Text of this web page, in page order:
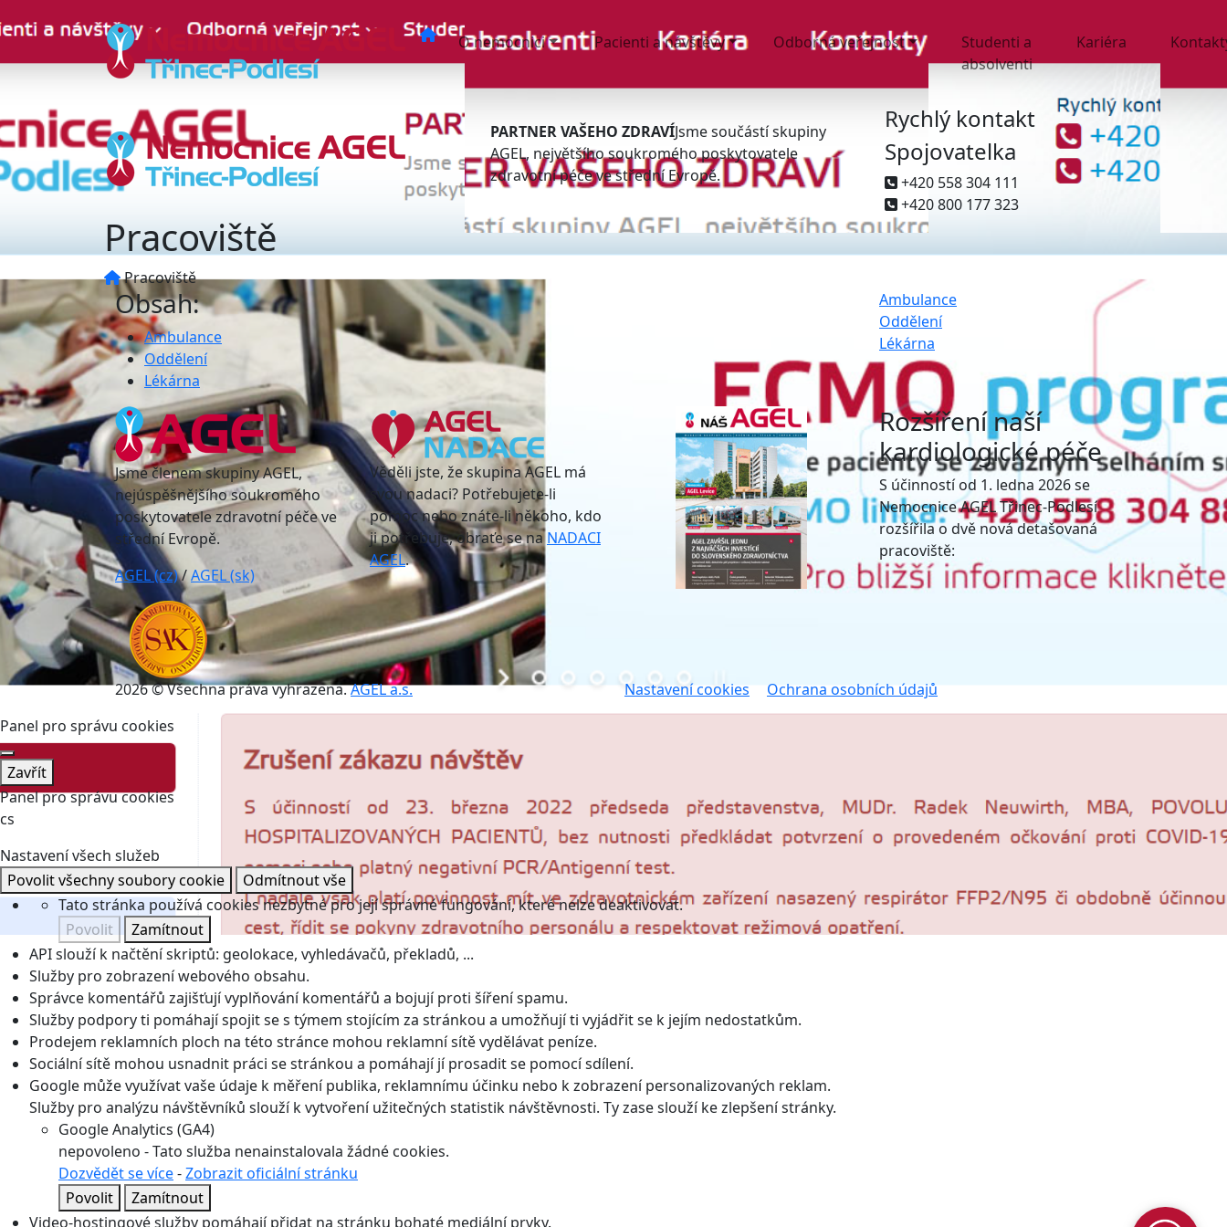
O nemocnici Pacienti a návštěvy Odborná veřejnost
Studenti a
absolventi
Kariéra
PARTNER VAŠEHO ZDRAVÍJsme součástí skupiny
AGEL, největšího soukromého poskytovatele
zdravotní péče ve střední Evropě.
Rychlý kontakt
Spojovatelka
+420 558 304 111
+420 800 177 323
Pracoviště
Pracoviště
Obsah:
Ambulance
Oddělení
Lékárna
Ambulance
Oddělení
Lékárna
Jsme členem skupiny AGEL,
nejúspěšnějšího soukromého
poskytovatele zdravotní péče ve
střední Evropě.
AGEL (cz)/AGEL (sk)
Věděli jste, že skupina AGEL má
svou nadaci? Potřebujete-li
pomoc nebo znáte-li někoho, kdo
ji potřebuje, obraťe se naNADACI
AGEL.
Rozšíření naší
kardiologické péče
S účinností od 1. ledna 2026 se
Nemocnice AGEL Třinec-Podlesí
rozšířila o dvě nová detašovaná
pracoviště:
2026 © Všechna práva vyhrazena.AGEL a.s. Nastavení cookies
Ochrana osobních údajů
Panel pro správu cookies
Zavřít
Panel pro správu cookies
cs
Nastavení všech služeb
Povolit všechny soubory cookie
Odmítnout vše
Tato stránka používá cookies nezbytné pro její správné fungování, které nelze deaktivovat.
Povolit
Zamítnout
API slouží k načtění skriptů: geolokace, vyhledávačů, překladů, ...
Služby pro zobrazení webového obsahu.
Správce komentářů zajišťují vyplňování komentářů a bojují proti šíření spamu.
Služby podpory ti pomáhají spojit se s týmem stojícím za stránkou a umožňují ti vyjádřit se k jejím nedostatkům.
Prodejem reklamních ploch na této stránce mohou reklamní sítě vydělávat peníze.
Sociální sítě mohou usnadnit práci se stránkou a pomáhají jí prosadit se pomocí sdílení.
Google může využívat vaše údaje k měření publika, reklamnímu účinku nebo k zobrazení personalizovaných reklam.
Služby pro analýzu návštěvníků slouží k vytvoření užitečných statistik návštěvnosti. Ty zase slouží ke zlepšení stránky.
Google Analytics (GA4)
nepovoleno -Tato služba nenainstalovala žádné cookies.
Dozvědět se více-Zobrazit oficiální stránku
Povolit
Zamítnout
Video-hostingové služby pomáhají přidat na stránku bohaté mediální prvky.